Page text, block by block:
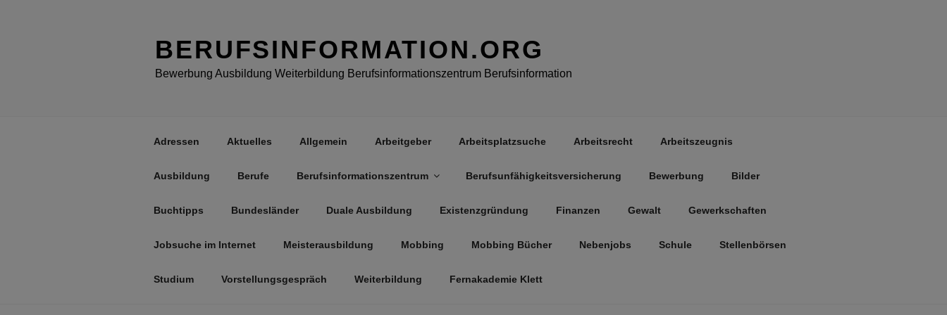
BERUFSINFORMATION.ORG
Bewerbung Ausbildung Weiterbildung Berufsinformationszentrum Berufsinformation
Adressen Aktuelles Allgemein Arbeitgeber Arbeitsplatzsuche Arbeitsrecht Arbeitszeugnis
Ausbildung Berufe Berufsinformationszentrum Berufsunfähigkeitsversicherung Bewerbung Bilder
Buchtipps Bundesländer Duale Ausbildung Existenzgründung Finanzen Gewalt Gewerkschaften
Jobsuche im Internet Meisterausbildung Mobbing Mobbing Bücher Nebenjobs Schule Stellenbörsen
Studium Vorstellungsgespräch Weiterbildung Fernakademie Klett